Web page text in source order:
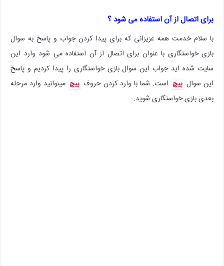
برای اتصال از آن استفاده می شود ؟
با سلام خدمت همه عزیزانی که برای پیدا کردن جواب و پاسخ به سوال
بازی خواستگاری با عنوان برای اتصال از آن استفاده می شود وارد این
سایت شده اید جواب این سوال بازی خواستگاری را پیدا کردیم و پاسخ
این سوال پیچ است. شما با وارد کردن حروف پیچ میتوانید وارد مرحله
بعدی بازی خواستگاری شوید.